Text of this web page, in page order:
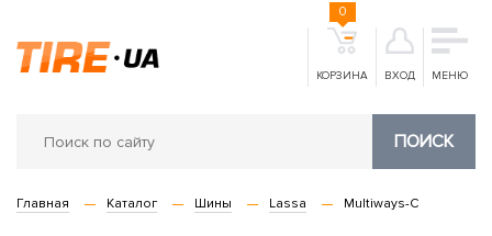
КОРЗИНА
0
ВХОД МЕНЮ
ПОИСК
Главная Каталог Шины Lassa Multiways-C